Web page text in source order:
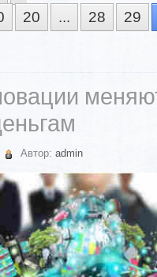
20 ... 28
29
Автор: admin